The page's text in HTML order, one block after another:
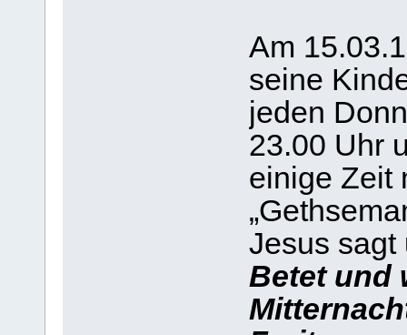
Am
seine
jeden
23.00 Uhr
einige Zeit
Jesus sagt
Betet und